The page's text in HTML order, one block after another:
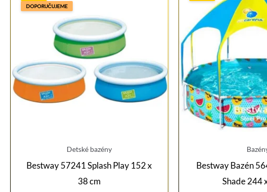
DOPORUČUJEME
Detské bazény
Bestway 57241 Splash Play 152 x
38 cm
Bestway Bazén
Shade 244